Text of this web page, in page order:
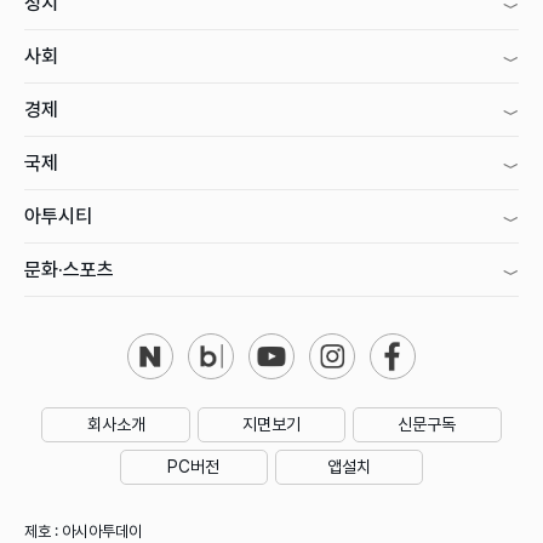
사회
경제
국제
아투시티
문화·스포츠
회사소개 지면보기 신문구독
PC버전 앱설치
제호 : 아시아투데이